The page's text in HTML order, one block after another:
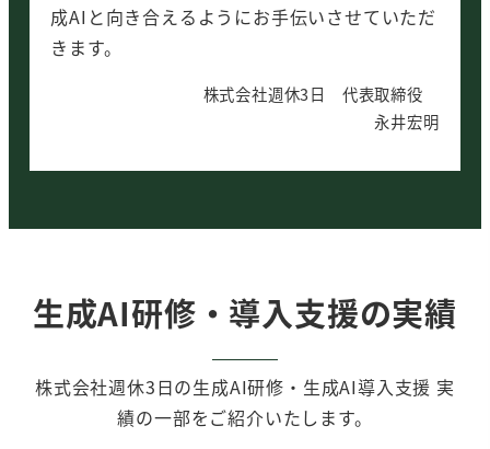
成AIと向き合えるようにお手伝いさせていただ
きます。
株式会社週休3日 代表取締役
永井宏明
生成AI研修・導入支援の実績
株式会社週休3日の生成AI研修・生成AI導入支援 実
績の一部をご紹介いたします。